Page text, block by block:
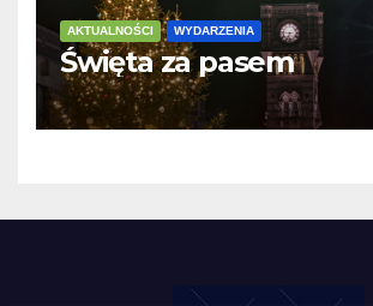
AKTUALNOŚCI WYDARZENIA
Święta za pasem